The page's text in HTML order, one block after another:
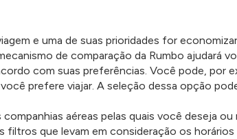
e uma de suas prioridades for
de comparação da Rumbo ajudará
com suas preferências. Você pode, por
prefere viajar. A seleção dessa opção
aéreas pelas quais você deseja ou
que levam em consideração os